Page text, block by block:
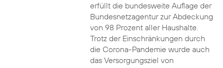
erfüllt die bundesweite Auflage der
Bundesnetzagentur zur Abdeckung
von 98 Prozent aller Haushalte.
Trotz der Einschränkungen durch
die Corona-Pandemie wurde auch
das Versorgungsziel von